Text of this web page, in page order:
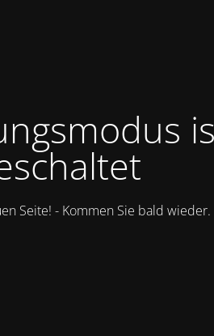
Seite! - Kommen Sie bald wieder.